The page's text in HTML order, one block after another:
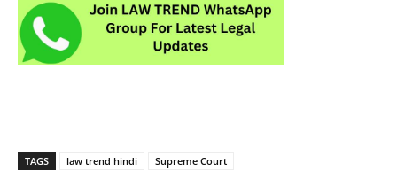
TAGS law trend hindi Supreme Court